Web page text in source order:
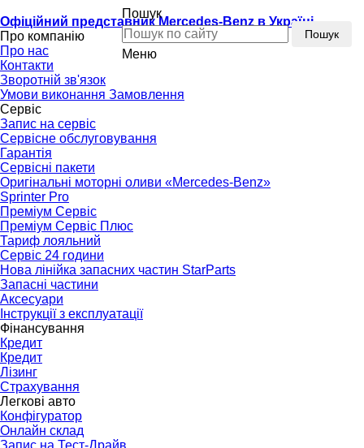
Офіційний представник Mercedes-Benz в Україні
Пошук
Пошук
Меню
Про компанію
Про нас
Контакти
Зворотній зв'язок
Умови виконання Замовлення
Сервіс
Запис на сервіс
Сервісне обслуговування
Гарантія
Сервісні пакети
Оригінальні моторні оливи «Mercedes-Benz»
Sprinter Pro
Преміум Сервіс
Преміум Сервіс Плюс
Тариф лояльний
Сервіс 24 години
Нова лінійка запасних частин StarParts
Запасні частини
Аксесуари
Інструкції з експлуатації
Фінансування
Кредит
Кредит
Лізинг
Страхування
Легкові авто
Конфігуратор
Онлайн склад
Запис на Тест-Драйв